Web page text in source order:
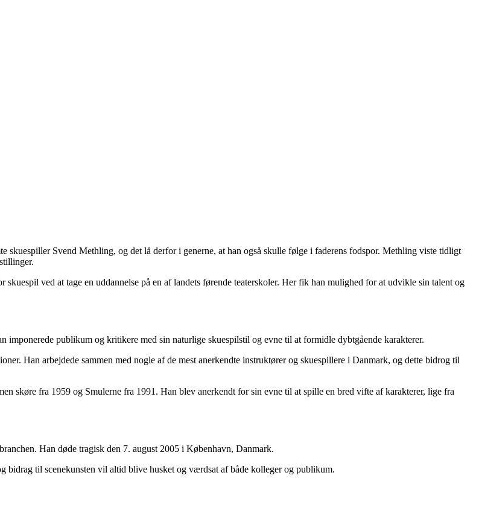
skuespiller Svend Methling, og det lå derfor i generne, at han også skulle følge i faderens fodspor. Methling viste tidligt
ved at tage en uddannelse på en af landets førende teaterskoler. Her fik han mulighed for at udvikle sin talent og
publikum og kritikere med sin naturlige skuespilstil og evne til at formidle dybtgående karakterer.
Han arbejdede sammen med nogle af de mest anerkendte instruktører og skuespillere i Danmark, og dette bidrog til
skøre fra 1959 og Smulerne fra 1991. Han blev anerkendt for sin evne til at spille en bred vifte af karakterer, lige fra
Han døde tragisk den 7. august 2005 i København, Danmark.
bidrag til scenekunsten vil altid blive husket og værdsat af både kolleger og publikum.